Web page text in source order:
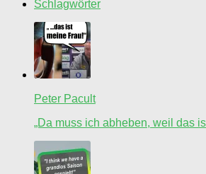
Schlagwörter
Peter Pacult
„Da muss ich abheben, weil das